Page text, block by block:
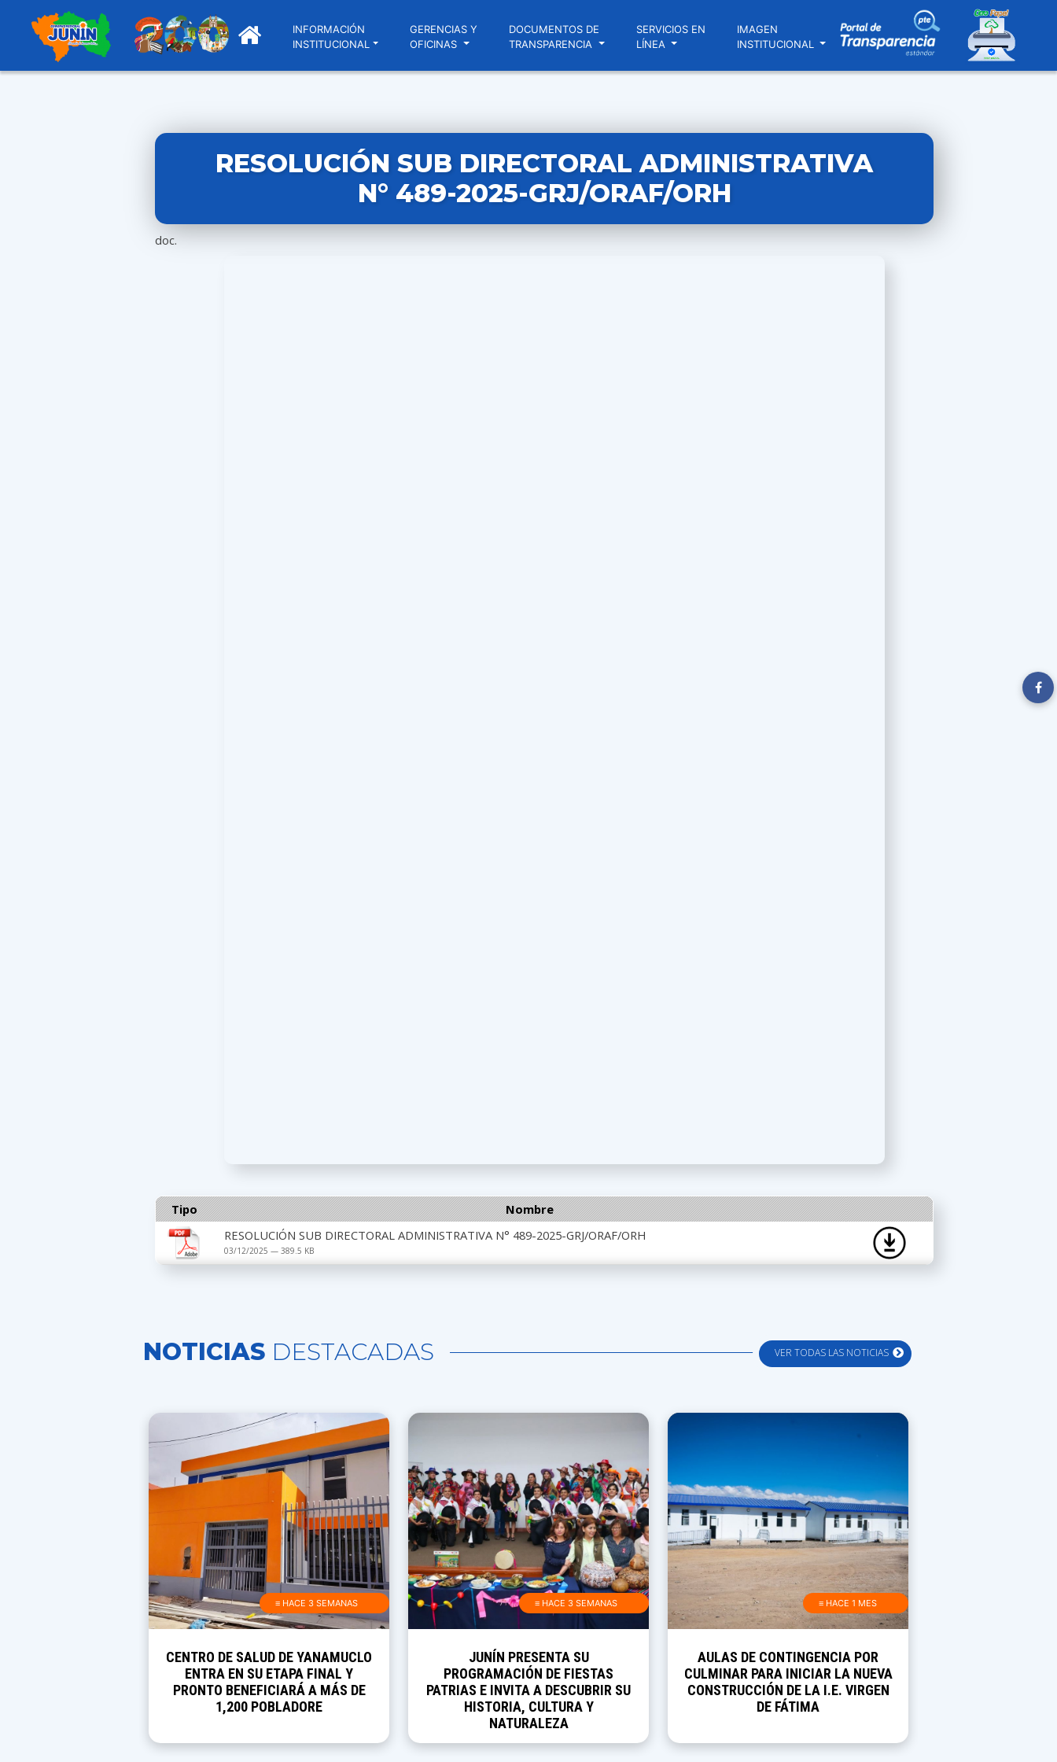
INFORMACIÓN
INSTITUCIONAL
GERENCIAS Y
OFICINAS
DOCUMENTOS DE
TRANSPARENCIA
SERVICIOS EN
LÍNEA
IMAGEN
INSTITUCIONAL
RESOLUCIÓN SUB DIRECTORAL ADMINISTRATIVA
N° 489-2025-GRJ/ORAF/ORH
doc.
Tipo
Nombre
RESOLUCIÓN SUB DIRECTORAL ADMINISTRATIVA N° 489-2025-GRJ/ORAF/ORH
03/12/2025 — 389.5 KB
VER TODAS LAS NOTICIAS
NOTICIAS DESTACADAS
≡ HACE 3 SEMANAS
CENTRO DE SALUD DE YANAMUCLO
ENTRA EN SU ETAPA FINAL Y
PRONTO BENEFICIARÁ A MÁS DE
1,200 POBLADORE
≡ HACE 3 SEMANAS
JUNÍN PRESENTA SU
PROGRAMACIÓN DE FIESTAS
PATRIAS E INVITA A DESCUBRIR SU
HISTORIA, CULTURA Y
NATURALEZA
≡ HACE 1 MES
AULAS DE CONTINGENCIA POR
CULMINAR PARA INICIAR LA NUEVA
CONSTRUCCIÓN DE LA I.E. VIRGEN
DE FÁTIMA